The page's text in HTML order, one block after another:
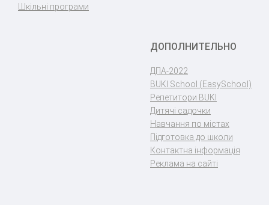
Шкільні програми
ДОПОЛНИТЕЛЬНО
ДПА-2022
BUKI School (EasySchool)
Репетитори BUKI
Дитячі садочки
Навчання по містах
Підготовка до школи
Контактна інформація
Реклама на сайті